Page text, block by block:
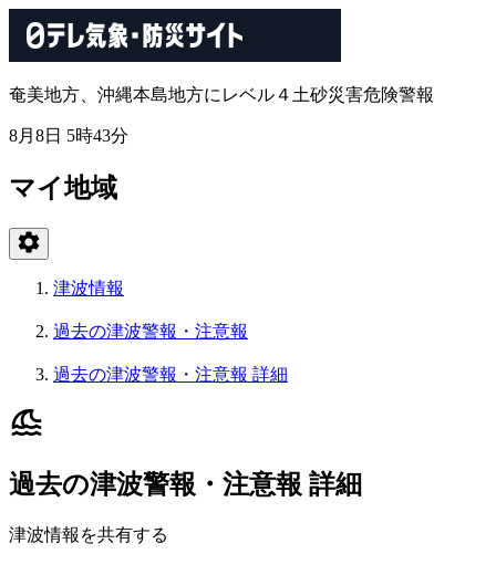
奄美地方、沖縄本島地方にレベル４土砂災害危険警報
8月8日 5時43分
マイ地域
津波情報
過去の津波警報・注意報
過去の津波警報・注意報 詳細
過去の津波警報・注意報 詳細
津波情報を共有する